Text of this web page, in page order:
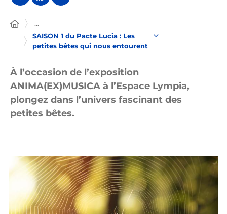
...
SAISON 1 du Pacte Lucia : Les
petites bêtes qui nous entourent
À l’occasion de l’exposition
ANIMA(EX)MUSICA à l’Espace Lympia,
plongez dans l’univers fascinant des
petites bêtes.